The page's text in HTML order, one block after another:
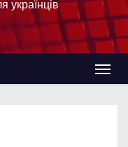
українців